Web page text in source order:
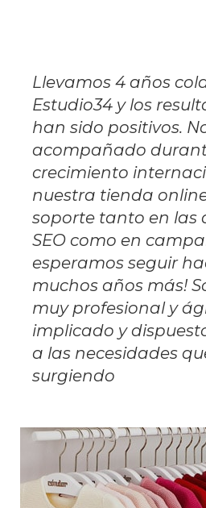
Llevamos 4 años
Estudio34 y los
han sido positivos.
acompañado
crecimiento
nuestra tienda
soporte tanto en las
SEO como en
esperamos seguir
muchos años más!
muy profesional y
implicado y
a las necesidades
surgiendo